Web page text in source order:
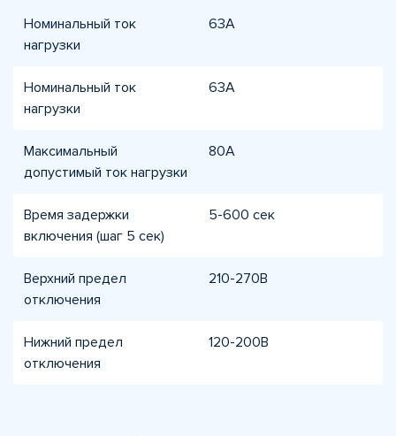
Номинальный ток
нагрузки
63A
Номинальный ток
нагрузки
63A
Максимальный
допустимый ток нагрузки
80A
Время задержки
включения (шаг 5 сек)
5-600 сек
Верхний предел
отключения
210-270В
Нижний предел
отключения
120-200В